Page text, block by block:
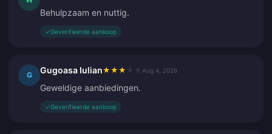
Behulpzaam en nuttig.
✓Geverifieerde aankoop
G Gugoasa Iulian★ ★ ★ Aug 4, 2026
Geweldige aanbiedingen.
✓Geverifieerde aankoop